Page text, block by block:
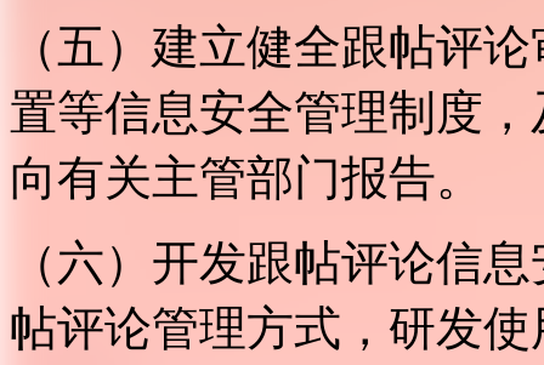
（五）建立健全跟帖评
置等信息安全管理制度
向有关主管部门报告。
（六）开发跟帖评论信
帖评论管理方式，研发